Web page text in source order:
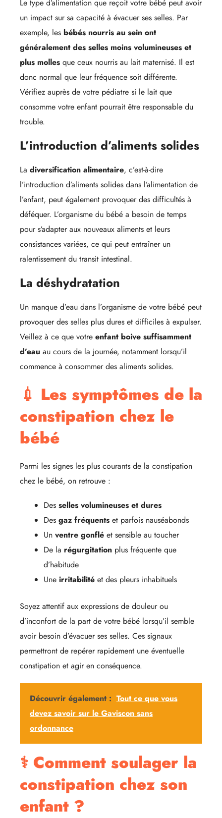
Le type d’alimentation que reçoit votre bébé peut avoir
un impact sur sa capacité à évacuer ses selles. Par
exemple, les bébés nourris au sein ont
généralement des selles moins volumineuses et
plus molles que ceux nourris au lait maternisé. Il est
donc normal que leur fréquence soit différente.
Vérifiez auprès de votre pédiatre si le lait que
consomme votre enfant pourrait être responsable du
trouble.
L’introduction d’aliments solides
La diversification alimentaire, c’est-à-dire
l’introduction d’aliments solides dans l’alimentation de
l’enfant, peut également provoquer des difficultés à
déféquer. L’organisme du bébé a besoin de temps
pour s’adapter aux nouveaux aliments et leurs
consistances variées, ce qui peut entraîner un
ralentissement du transit intestinal.
La déshydratation
Un manque d’eau dans l’organisme de votre bébé peut
provoquer des selles plus dures et difficiles à expulser.
Veillez à ce que votre enfant boive suffisamment
d’eau au cours de la journée, notamment lorsqu’il
commence à consommer des aliments solides.
💉 Les symptômes de la
constipation chez le
bébé
Parmi les signes les plus courants de la constipation
chez le bébé, on retrouve :
Des selles volumineuses et dures
Des gaz fréquents et parfois nauséabonds
Un ventre gonflé et sensible au toucher
De la régurgitation plus fréquente que
d’habitude
Une irritabilité et des pleurs inhabituels
Soyez attentif aux expressions de douleur ou
d’inconfort de la part de votre bébé lorsqu’il semble
avoir besoin d’évacuer ses selles. Ces signaux
permettront de repérer rapidement une éventuelle
constipation et agir en conséquence.
Découvrir également : Tout ce que vous
devez savoir sur le Gaviscon sans
ordonnance
⚕️ Comment soulager la
constipation chez son
enfant ?